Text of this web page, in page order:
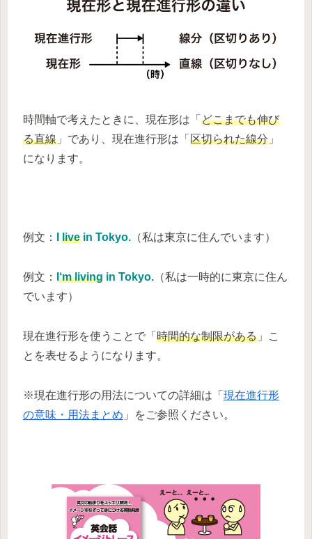
時間軸で考えたときに、現在形は「 どこまでも伸び
る直線 」であり、現在進行形は「 区切られた線分 」
になります。
例文： live in Tokyo. （私は東京に住んでいます）
例文： ‘m living in Tokyo. （私は一時的に東京に住ん
でいます）
現在進行形を使うことで「 時間的な制限がある 」こ
とを表せるようになります。
※現在進行形の用法についての詳細は「 現在進行形
の意味・用法まとめ 」をご参照ください。